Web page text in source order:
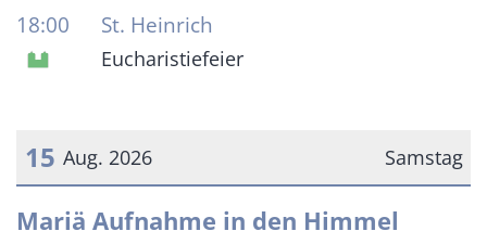
18:00 St. Heinrich
Eucharistiefeier
Samstag
15 Aug. 2026
Datum: 15. August 2026
Mariä Aufnahme in den Himmel